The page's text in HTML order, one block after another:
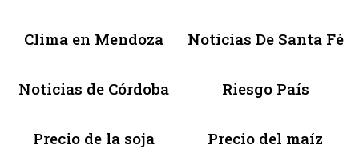
Clima en Mendoza Noticias De Santa Fé
Noticias de Córdoba Riesgo País
Precio de la soja Precio del maíz